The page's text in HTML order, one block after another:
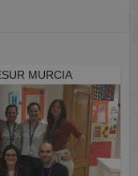
MURCIA